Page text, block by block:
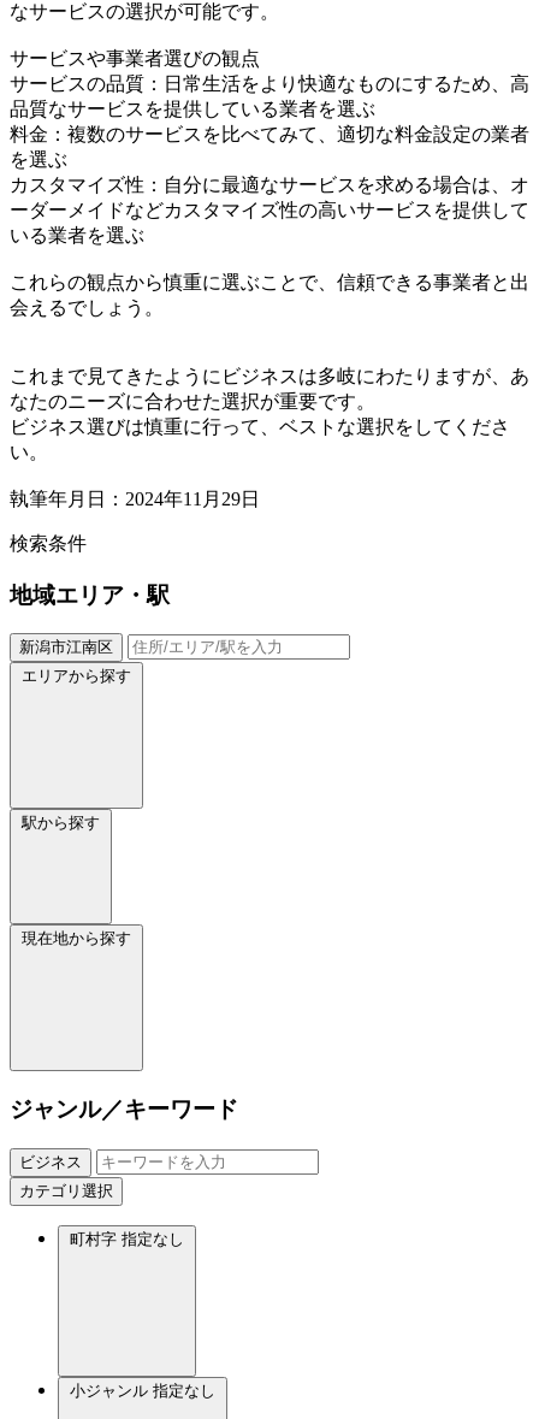
なサービスの選択が可能です。
サービスや事業者選びの観点
サービスの品質：日常生活をより快適なものにするため、高
品質なサービスを提供している業者を選ぶ
料金：複数のサービスを比べてみて、適切な料金設定の業者
を選ぶ
カスタマイズ性：自分に最適なサービスを求める場合は、オ
ーダーメイドなどカスタマイズ性の高いサービスを提供して
いる業者を選ぶ
これらの観点から慎重に選ぶことで、信頼できる事業者と出
会えるでしょう。
これまで見てきたようにビジネスは多岐にわたりますが、あ
なたのニーズに合わせた選択が重要です。
ビジネス選びは慎重に行って、ベストな選択をしてくださ
い。
執筆年月日：2024年11月29日
検索条件
地域エリア・駅
新潟市江南区
エリアから探す
駅から探す
現在地から探す
ジャンル／キーワード
ビジネス
カテゴリ選択
町村字 指定なし
小ジャンル 指定なし